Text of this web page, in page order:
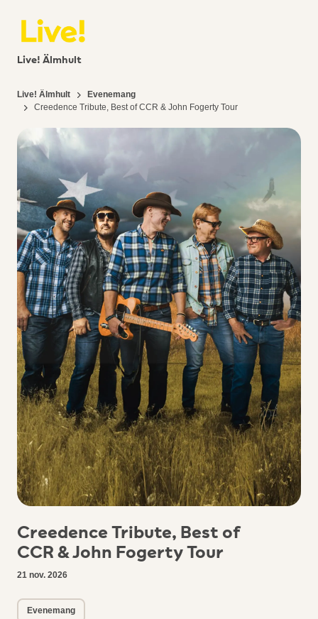
Live! Älmhult
Live! Älmhult
Evenemang
Creedence Tribute, Best of CCR & John Fogerty Tour
Creedence Tribute, Best of
CCR & John Fogerty Tour
21 nov. 2026
Evenemang